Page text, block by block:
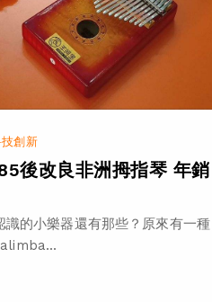
創新
後改良非洲拇指琴 年銷
的小樂器還有那些？原來有一種